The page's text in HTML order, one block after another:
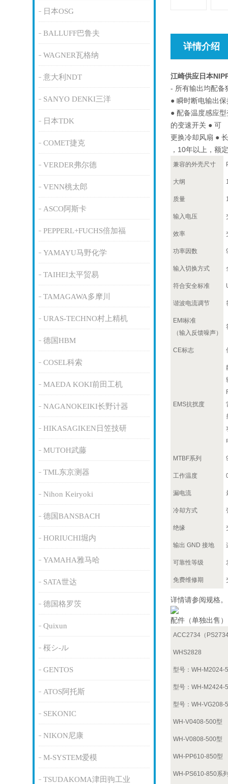
日本OSG
BALLUFF巴鲁夫
WAGNER瓦格纳
意大利NDT
SANYO DENKI三洋
日本TDK
COMET捷克
VERDER弗尔德
VENN桃太郎
ASCO阿斯卡
PEPPERL+FUCHS倍加福
YAMAYU马野化学
TAIHEI太平贸易
TAMAGAWA多摩川
URAS-TECHNO村上精机
德国HBM
COSEL科索
MAEDA KOKI前田工机
NAGANOKEIKI长野计器
HIKASAGIKEN日笠技研
MUTOH武藤
TML东京测器
Nihon Keiryoki
德国BANSBACH
HORIUCHI堀内
YAMAHA雅马哈
SATA世达
德国格罗茨
Quixun
桜シ-ル
GENTOS
ATOS阿托斯
SEKONIC
NIKON尼康
M-SYSTEM爱模
TSUDAKOMA津田驹工业
详情介绍
江崎供应日本
- 所有输出均配备
● 瞬时断电输出
● 配备温度感应
的变速开关 ● 可
更换冷却风扇 ●
，10年以上，额
兼容的外壳尺寸
大纲
质量
输入电压
效率
功率因数
输入切换方式
符合安全标准
谐波电流调节
EMI标准
（输入反馈噪声）
CE标志
EMS抗扰度
MTBF系列
工作温度
漏电流
冷却方式
绝缘
输出 GND 接地
可靠性等级
免费维修期
详情请参阅规格。
配件（单独出售）
ACC2734（
WHS2828
型号：WH-M2024-
型号：WH-M2424-
型号：WH-VG208-
WH-V0408-500型
WH-V0808-500型
WH-PP610-850型
WH-PS610-850系